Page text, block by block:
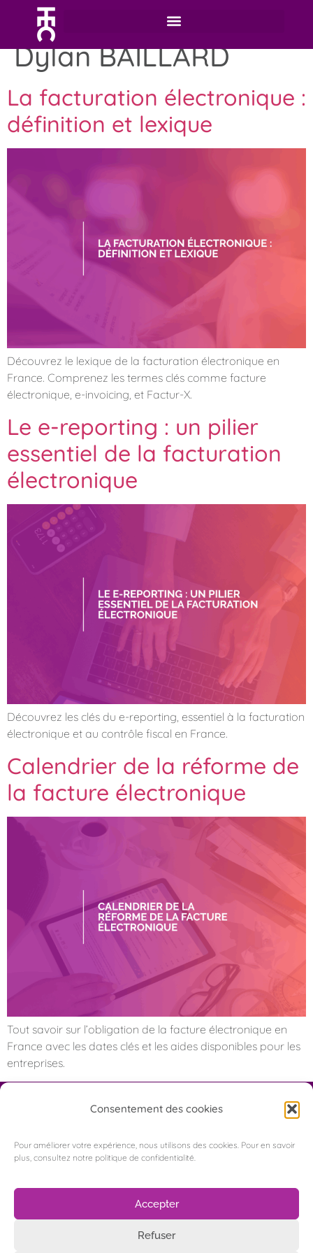
Consentement des cookies
Pour améliorer votre expérience, nous utilisons des cookies. Pour en savoir
plus, consultez notre politique de confidentialité.
Accepter
Refuser
Auteur/autrice :
Dylan BAILLARD
La facturation électronique :
définition et lexique
Découvrez le lexique de la facturation électronique en
France. Comprenez les termes clés comme facture
électronique, e-invoicing, et Factur-X.
Le e-reporting : un pilier
essentiel de la facturation
électronique
Découvrez les clés du e-reporting, essentiel à la facturation
électronique et au contrôle fiscal en France.
Calendrier de la réforme de
la facture électronique
Tout savoir sur l’obligation de la facture électronique en
France avec les dates clés et les aides disponibles pour les
entreprises.
93290 Tremblay-en-France